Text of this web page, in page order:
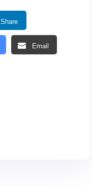
Share
Email